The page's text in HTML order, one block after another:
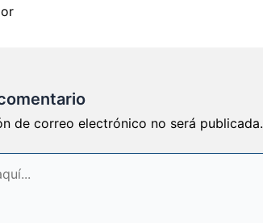
de correo electrónico no será publicada.